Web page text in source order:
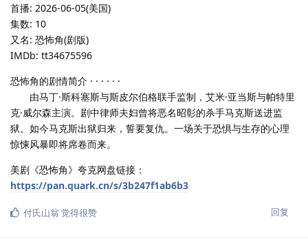
首播: 2026-06-05(美国)
集数: 10
又名: 恐怖角(剧版)
IMDb: tt34675596
恐怖角的剧情简介 · · · · · ·
由马丁·斯科塞斯与斯皮尔伯格联手监制，艾米·亚当斯与帕特里
克·威尔森主演。剧中律师夫妇曾将恶名昭彰的杀手马克斯送进监
狱。如今马克斯出狱归来，誓要复仇。一场关于恐惧与生存的心理
惊悚风暴即将席卷而来。
美剧《恐怖角》夸克网盘链接：
https://pan.quark.cn/s/3b247f1ab6b3
回复
付氏山翁 觉得很赞